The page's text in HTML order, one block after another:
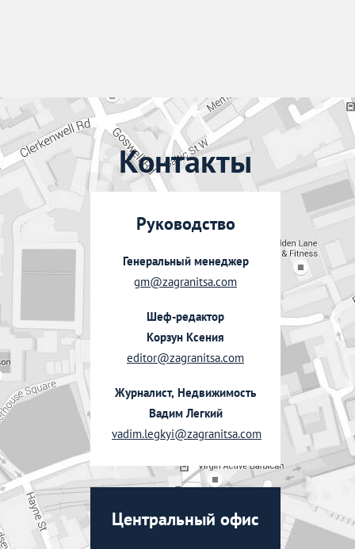
Контакты
Руководство
Генеральный менеджер
gm@zagranitsa.com
Шеф-редактор
Корзун Ксения
editor@zagranitsa.com
Журналист, Недвижимость
Вадим Легкий
vadim.legkyi@zagranitsa.com
Центральный офис